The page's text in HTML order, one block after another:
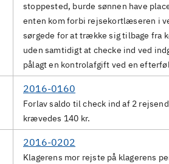
stoppested, burde sønnen have
enten kom forbi rejsekortlæseren i
sørgede for at trække sig tilbage fra
uden samtidigt at checke ind ved
pålagt en kontrolafgift ved en
2016-0160
Forlav saldo til check ind af 2
krævedes 140 kr.
2016-0202
Klagerens mor rejste på klagerens